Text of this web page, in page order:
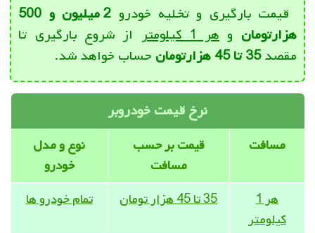
قیمت بارگیری و تخلیه خودرو
2 میلیون و 500
هزارتومان وهر 1 کیلومتر
از شروع بارگیری تا
مقصد35 تا 45 هزارتومان حساب خواهد شد.
نرخ قیمت خودروبر
مسافت
قیمت بر حسب
مسافت
نوع و مدل
خودرو
هر 1
کیلومتر
35 تا 45 هزار تومان تمام خودرو ها